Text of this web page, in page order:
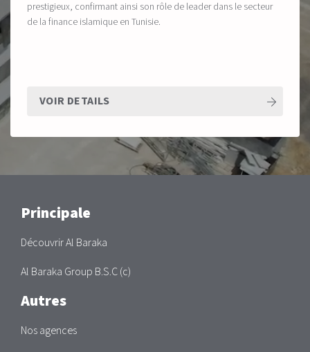
prestigieux, confirmant ainsi son rôle de leader dans le secteur
de la finance islamique en Tunisie.
VOIR DETAILS
Main
Principale
Découvrir Al Baraka
Al Baraka Group B.S.C (c)
Autres
Nos agences